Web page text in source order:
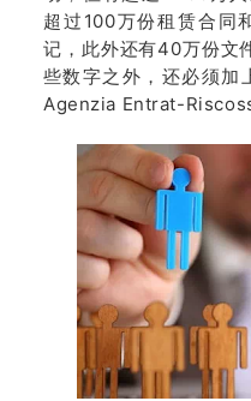
超过100万份租赁合同
记，此外还有40万份文
些数字之外，还必须加
Agenzia Entrat-